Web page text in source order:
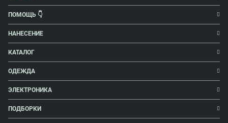
ПОМОЩЬ 👇
НАНЕСЕНИЕ
КАТАЛОГ
ОДЕЖДА
ЭЛЕКТРОНИКА
ПОДБОРКИ